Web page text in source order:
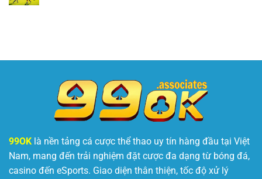
99OK là nền tảng cá cược thể thao uy tín hàng đầu tại Việt
Nam, mang đến trải nghiệm đặt cược đa dạng từ bóng đá,
casino đến eSports. Giao diện thân thiện, tốc độ xử lý